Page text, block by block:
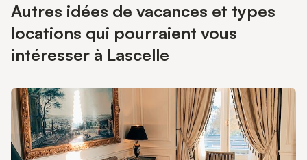
Autres idées de vacances et types
locations qui pourraient vous
intéresser à Lascelle